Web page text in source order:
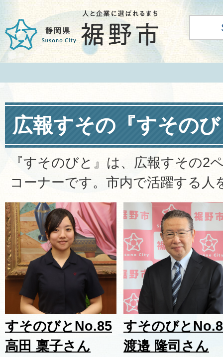
広報すその『すその
『すそのびと』は、広報すその2
コーナーです。市内で活躍する人
すそのびとNo.85
高田 稟子さん
すそのびと
渡邉 隆司さん